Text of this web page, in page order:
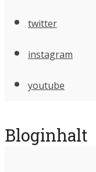
twitter
instagram
youtube
Bloginhalt